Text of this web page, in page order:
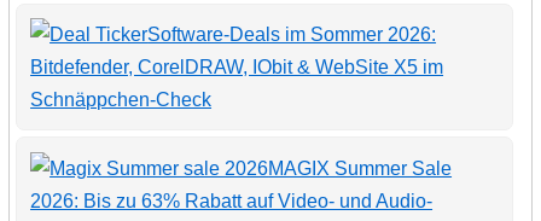
Software-Deals im Sommer 2026:
Bitdefender, CorelDRAW, IObit & WebSite X5 im
Schnäppchen-Check
MAGIX Summer Sale
2026: Bis zu 63% Rabatt auf Video- und Audio-